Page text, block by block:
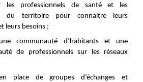
les professionnels de santé et les
du territoire pour connaitre leurs
leurs besoins ;
communauté d’habitants et une
de professionnels sur les réseaux
place de groupes d’échanges et